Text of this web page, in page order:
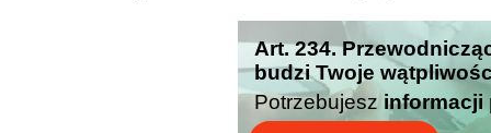
Art. 234.
budzi Twoje
Potrzebujesz informacji